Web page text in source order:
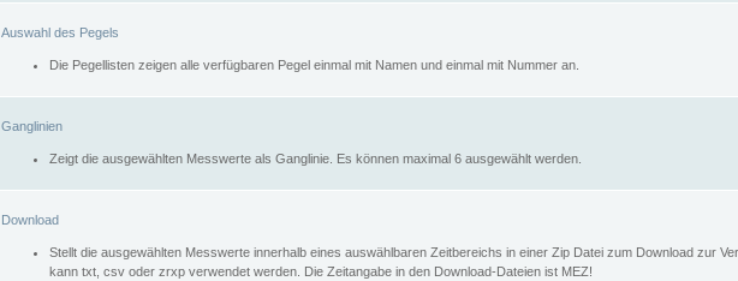
Auswahl des Pegels
Die Pegellisten zeigen alle verfügbaren Pegel einmal mit Namen und einmal mit Nummer an.
Ganglinien
Zeigt die ausgewählten Messwerte als Ganglinie. Es können maximal 6 ausgewählt werden.
Download
Stellt die ausgewählten Messwerte innerhalb eines auswählbaren Zeitbereichs in einer Zip Datei zum Download zur
kann txt, csv oder zrxp verwendet werden. Die Zeitangabe in den Download-Dateien ist MEZ!